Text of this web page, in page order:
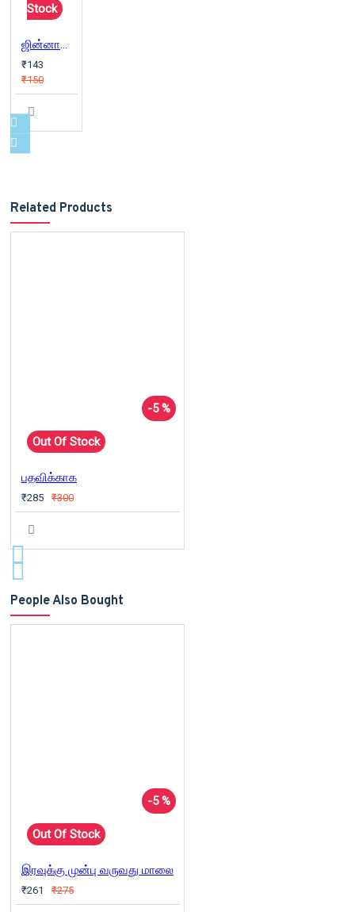
Stock
ஜின்னாவின் டைரி
₹143
₹150
Related Products
-5 %
Out Of Stock
பதவிக்காக
₹285 ₹300
People Also Bought
-5 %
Out Of Stock
இரவுக்கு முன்பு வருவது மாலை
₹261 ₹275